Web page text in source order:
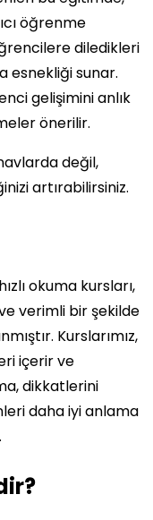
öğrenme
diledikleri
esnekliği sunar.
gelişimini anlık
önerilir.
değil,
artırabilirsiniz.
okuma kursları,
verimli bir şekilde
Kurslarımız,
içerir ve
dikkatlerini
daha iyi anlama